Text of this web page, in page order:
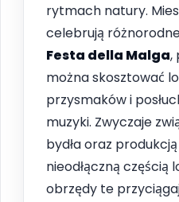
rytmach natury.
celebrują
Festa della Malga,
można skosztować
przysmaków i
muzyki. Zwyczaje
bydła oraz
nieodłączną częścią
obrzędy te